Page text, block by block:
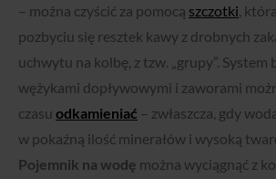
– można czyścić za pomocą szczotki ,
pozbyciu się resztek kawy z drobnych
uchwytu na kolbę, z tzw. „grupy”. System
wężykami dopływowymi i zaworami
czasu odkamieniać – zwłaszcza, gdy
w pokaźną ilość minerałów i wysoką
Pojemnik na wodę można wyciągnąć z